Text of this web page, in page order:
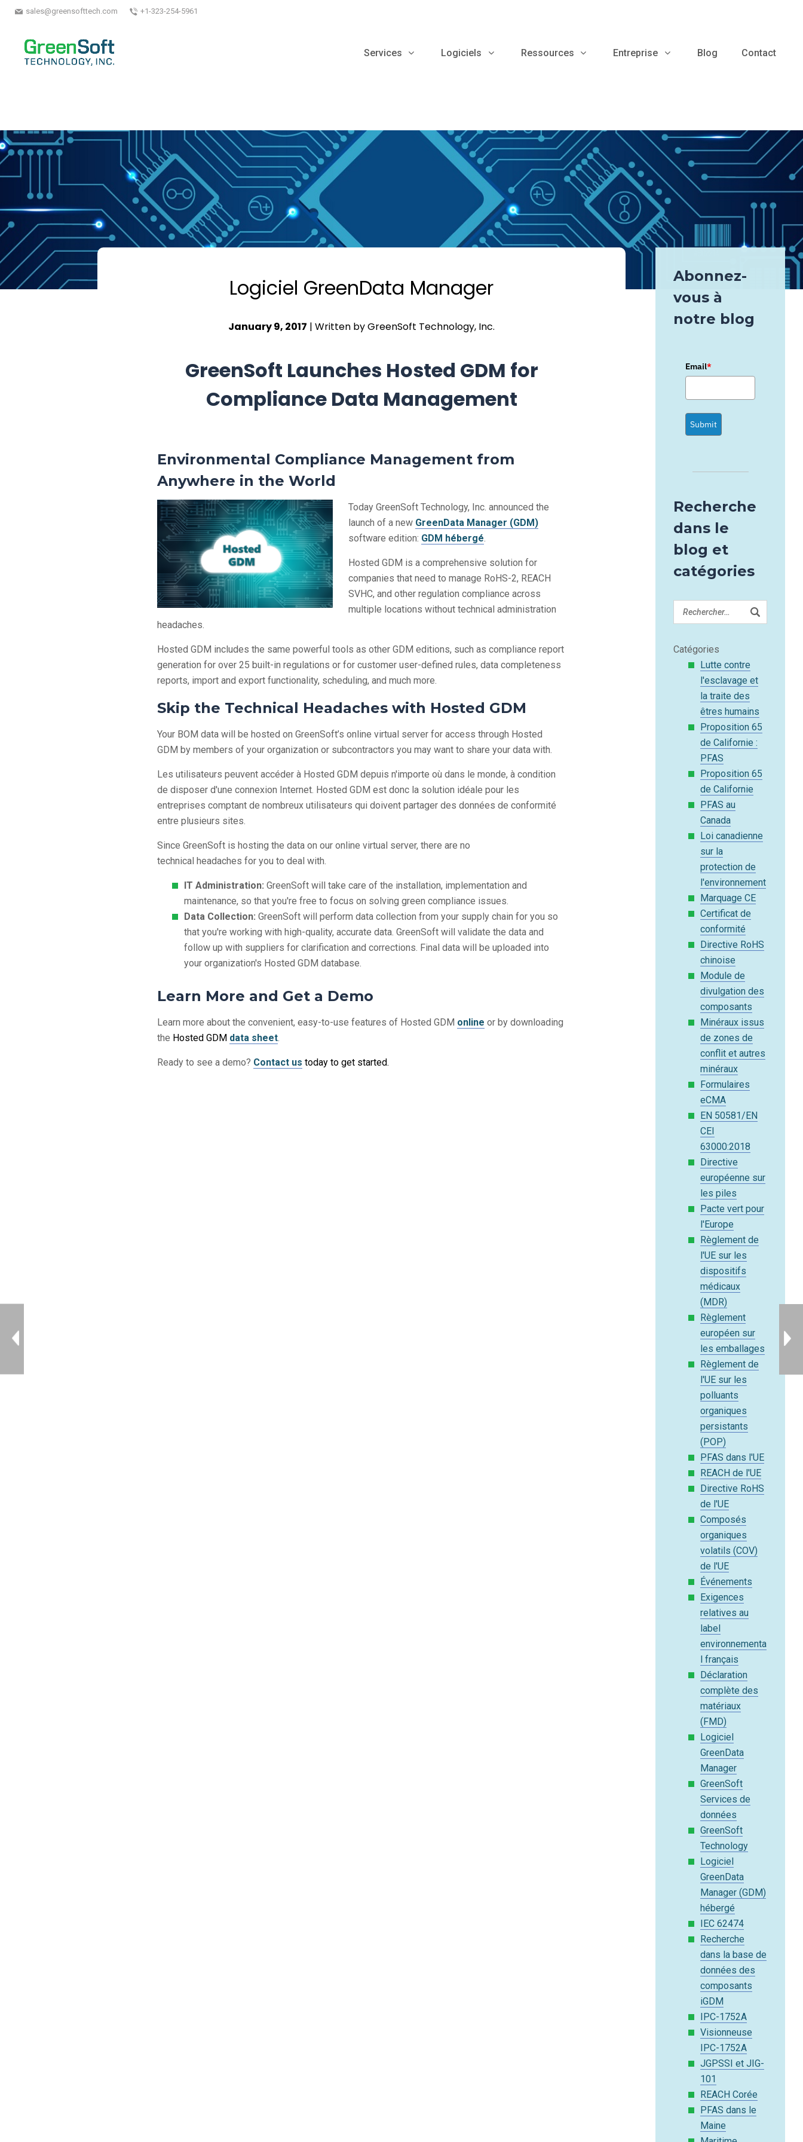
sales@greensofttech.com +1-323-254-5961
Services Logiciels Ressources Entreprise Blog Contact
Logiciel GreenData Manager
January 9, 2017 | Written by GreenSoft Technology, Inc.
GreenSoft Launches Hosted GDM for
Compliance Data Management
Environmental Compliance Management from
Anywhere in the World
Today GreenSoft Technology, Inc. announced the
launch of a new GreenData Manager (GDM)
software edition: GDM hébergé.
Hosted GDM is a comprehensive solution for
companies that need to manage RoHS-2, REACH
SVHC, and other regulation compliance across
multiple locations without technical administration
headaches.
Hosted GDM includes the same powerful tools as other GDM editions, such as compliance report
generation for over 25 built-in regulations or for customer user-defined rules, data completeness
reports, import and export functionality, scheduling, and much more.
Skip the Technical Headaches with Hosted GDM
Your BOM data will be hosted on GreenSoft’s online virtual server for access through Hosted
GDM by members of your organization or subcontractors you may want to share your data with.
Les utilisateurs peuvent accéder à Hosted GDM depuis n'importe où dans le monde, à condition
de disposer d'une connexion Internet. Hosted GDM est donc la solution idéale pour les
entreprises comptant de nombreux utilisateurs qui doivent partager des données de conformité
entre plusieurs sites.
Since GreenSoft is hosting the data on our online virtual server, there are no
technical headaches for you to deal with.
IT Administration: GreenSoft will take care of the installation, implementation and
maintenance, so that you're free to focus on solving green compliance issues.
Data Collection: GreenSoft will perform data collection from your supply chain for you so
that you're working with high-quality, accurate data. GreenSoft will validate the data and
follow up with suppliers for clarification and corrections. Final data will be uploaded into
your organization's Hosted GDM database.
Learn More and Get a Demo
Learn more about the convenient, easy-to-use features of Hosted GDM online or by downloading
the Hosted GDM data sheet.
Ready to see a demo? Contact us today to get started.
Abonnez-
vous à
notre blog
Email*
Submit
Recherche
dans le
blog et
catégories
Catégories
Lutte contre
l'esclavage et
la traite des
êtres humains
Proposition 65
de Californie :
PFAS
Proposition 65
de Californie
PFAS au
Canada
Loi canadienne
sur la
protection de
l'environnement
Marquage CE
Certificat de
conformité
Directive RoHS
chinoise
Module de
divulgation des
composants
Minéraux issus
de zones de
conflit et autres
minéraux
Formulaires
eCMA
EN 50581/EN
CEI
63000:2018
Directive
européenne sur
les piles
Pacte vert pour
l'Europe
Règlement de
l'UE sur les
dispositifs
médicaux
(MDR)
Règlement
européen sur
les emballages
Règlement de
l'UE sur les
polluants
organiques
persistants
(POP)
PFAS dans l'UE
REACH de l'UE
Directive RoHS
de l'UE
Composés
organiques
volatils (COV)
de l'UE
Événements
Exigences
relatives au
label
environnementa
l français
Déclaration
complète des
matériaux
(FMD)
Logiciel
GreenData
Manager
GreenSoft
Services de
données
GreenSoft
Technology
Logiciel
GreenData
Manager (GDM)
hébergé
IEC 62474
Recherche
dans la base de
données des
composants
iGDM
IPC-1752A
Visionneuse
IPC-1752A
JGPSSI et JIG-
101
REACH Corée
PFAS dans le
Maine